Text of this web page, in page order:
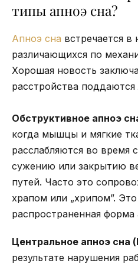
типы апноэ сна?
Апноэ сна встречается в
различающихся по
Хорошая новость
расстройства
Обструктивное апноэ
когда мышцы и мягкие
расслабляются во время
сужению или закрытию
путей. Часто это
храпом или „хрипом”.
распространенная форма
Центральное апноэ сна
результате нарушения